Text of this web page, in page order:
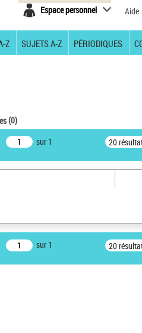
Espace personnel Aide
Z SUJETS A-Z PÉRIODIQUES
(0)
sur 1 20
sur 1 20